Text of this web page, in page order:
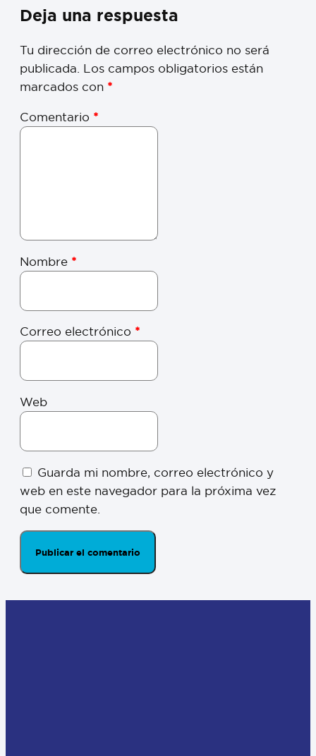
Deja una respuesta
Tu dirección de correo electrónico no será
publicada. Los campos obligatorios están
marcados con *
Comentario *
Nombre *
Correo electrónico *
Web
Guarda mi nombre, correo electrónico y
web en este navegador para la próxima vez
que comente.